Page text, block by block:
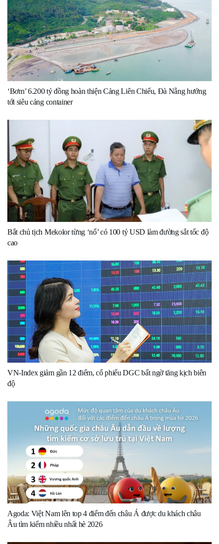
‘Bơm’ 6.200 tỷ đồng hoàn thiện Cảng Liên Chiểu, Đà Nẵng hướng
tới siêu cảng container
Bắt chủ tịch Mekolor từng ‘nổ’ có 100 tỷ USD làm đường sắt tốc độ
cao
VN-Index giảm gần 12 điểm, cổ phiếu DGC bất ngờ tăng kịch biên
độ
Agoda: Việt Nam lên top 4 điểm đến châu Á được du khách châu
Âu tìm kiếm nhiều nhất hè 2026